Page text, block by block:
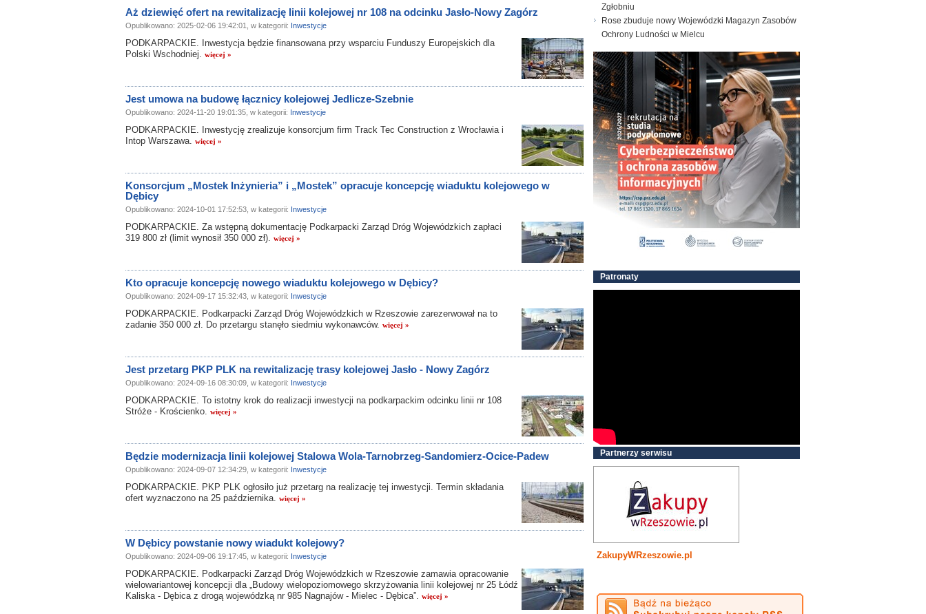
Aż dziewięć ofert na rewitalizację linii kolejowej nr 108 na odcinku Jasło-Nowy Zagórz
Opublikowano: 2025-02-06 19:42:01, w kategorii: Inwestycje
PODKARPACKIE. Inwestycja będzie finansowana przy wsparciu Funduszy Europejskich dla
Polski Wschodniej. więcej »
Jest umowa na budowę łącznicy kolejowej Jedlicze-Szebnie
Opublikowano: 2024-11-20 19:01:35, w kategorii: Inwestycje
PODKARPACKIE. Inwestycję zrealizuje konsorcjum firm Track Tec Construction z Wrocławia i
Intop Warszawa. więcej »
Konsorcjum „Mostek Inżynieria” i „Mostek” opracuje koncepcję wiaduktu kolejowego w
Dębicy
Opublikowano: 2024-10-01 17:52:53, w kategorii: Inwestycje
PODKARPACKIE. Za wstępną dokumentację Podkarpacki Zarząd Dróg Wojewódzkich zapłaci
319 800 zł (limit wynosił 350 000 zł). więcej »
Kto opracuje koncepcję nowego wiaduktu kolejowego w Dębicy?
Opublikowano: 2024-09-17 15:32:43, w kategorii: Inwestycje
PODKARPACKIE. Podkarpacki Zarząd Dróg Wojewódzkich w Rzeszowie zarezerwował na to
zadanie 350 000 zł. Do przetargu stanęło siedmiu wykonawców. więcej »
Jest przetarg PKP PLK na rewitalizację trasy kolejowej Jasło - Nowy Zagórz
Opublikowano: 2024-09-16 08:30:09, w kategorii: Inwestycje
PODKARPACKIE. To istotny krok do realizacji inwestycji na podkarpackim odcinku linii nr 108
Stróże - Krościenko. więcej »
Będzie modernizacja linii kolejowej Stalowa Wola-Tarnobrzeg-Sandomierz-Ocice-Padew
Opublikowano: 2024-09-07 12:34:29, w kategorii: Inwestycje
PODKARPACKIE. PKP PLK ogłosiło już przetarg na realizację tej inwestycji. Termin składania
ofert wyznaczono na 25 października. więcej »
W Dębicy powstanie nowy wiadukt kolejowy?
Opublikowano: 2024-09-06 19:17:45, w kategorii: Inwestycje
PODKARPACKIE. Podkarpacki Zarząd Dróg Wojewódzkich w Rzeszowie zamawia opracowanie
wielowariantowej koncepcji dla „Budowy wielopoziomowego skrzyżowania linii kolejowej nr 25 Łódź
Kaliska - Dębica z drogą wojewódzką nr 985 Nagnajów - Mielec - Dębica”. więcej »
Zgłobniu
Rose zbuduje nowy Wojewódzki Magazyn Zasobów
Ochrony Ludności w Mielcu
Patronaty
Partnerzy serwisu
ZakupyWRzeszowie.pl